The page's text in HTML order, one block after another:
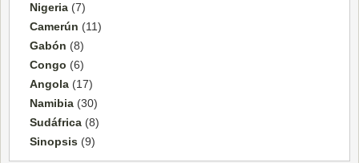
Nigeria (7)
Camerún (11)
Gabón (8)
Congo (6)
Angola (17)
Namibia (30)
Sudáfrica (8)
Sinopsis (9)